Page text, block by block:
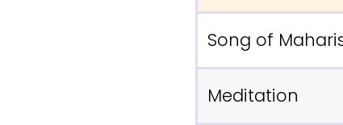
Song of
Meditation